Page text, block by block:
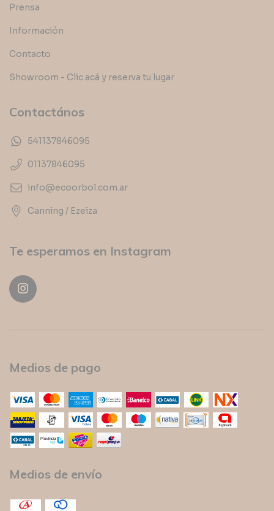
Prensa
Información
Contacto
Showroom - Clic acá y reserva tu lugar
Contactános
541137846095
01137846095
info@ecoorbol.com.ar
Canning / Ezeiza
Te esperamos en Instagram
Medios de pago
Medios de envío